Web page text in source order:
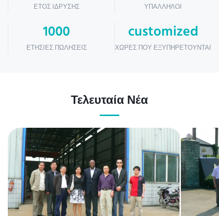
ΈΤΟΣ ΊΔΡΥΣΗΣ ΥΠΆΛΛΗΛΟΙ
1000
ΕΤΉΣΙΕΣ ΠΩΛΉΣΕΙΣ
customized
ΧΏΡΕΣ ΠΟΥ ΕΞΥΠΗΡΕΤΟΎΝΤΑΙ
Τελευταία Νέα